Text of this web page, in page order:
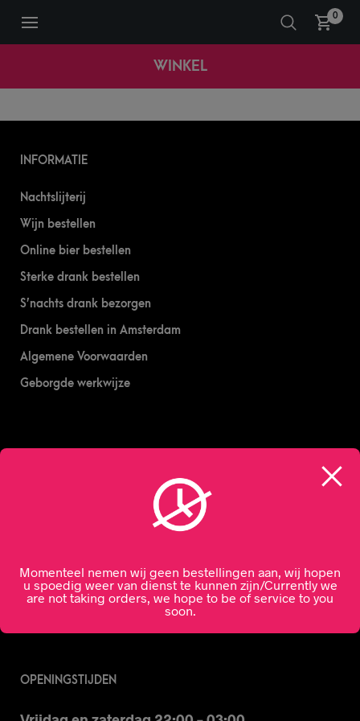
0
WINKEL
INFORMATIE
Nachtslijterij
Wijn bestellen
Online bier bestellen
Sterke drank bestellen
S’nachts drank bezorgen
Drank bestellen in Amsterdam
Algemene Voorwaarden
Geborgde werkwijze
OPENINGSTIJDEN
Momenteel nemen wij geen bestellingen aan, wij hopen
u spoedig weer van dienst te kunnen zijn/Currently we
are not taking orders, we hope to be of service to you
soon.